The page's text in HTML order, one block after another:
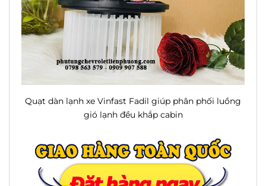
Quạt dàn lạnh xe Vinfast Fadil giúp phân phối luồng
gió lạnh đều khắp cabin